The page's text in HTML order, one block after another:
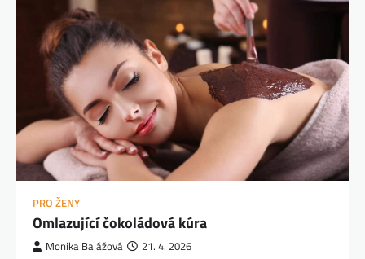
PRO ŽENY
Omlazující čokoládová kúra
Monika Balážová 21. 4. 2026